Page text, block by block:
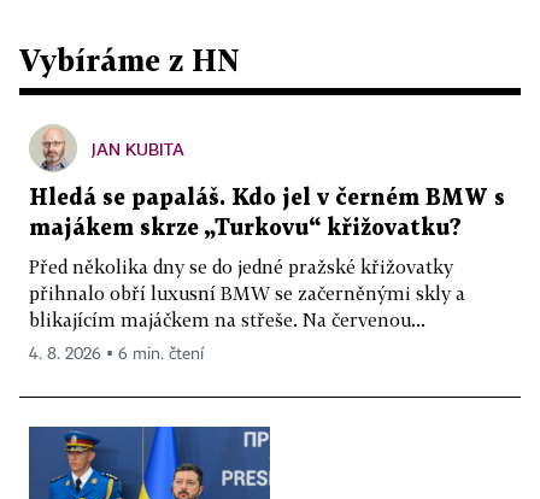
Vybíráme z HN
JAN KUBITA
Hledá se papaláš. Kdo jel v černém BMW s
majákem skrze „Turkovu“ křižovatku?
Před několika dny se do jedné pražské křižovatky
přihnalo obří luxusní BMW se začerněnými skly a
blikajícím majáčkem na střeše. Na červenou...
4. 8. 2026 ▪ 6 min. čtení